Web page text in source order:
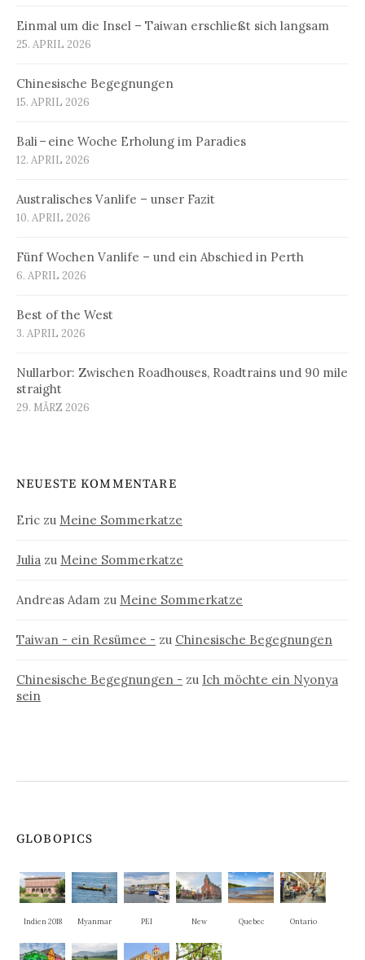
Einmal um die Insel – Taiwan erschließt sich langsam
25. APRIL 2026
Chinesische Begegnungen
15. APRIL 2026
Bali – eine Woche Erholung im Paradies
12. APRIL 2026
Australisches Vanlife – unser Fazit
10. APRIL 2026
Fünf Wochen Vanlife – und ein Abschied in Perth
6. APRIL 2026
Best of the West
3. APRIL 2026
Nullarbor: Zwischen Roadhouses, Roadtrains und 90 mile
straight
29. MÄRZ 2026
NEUESTE KOMMENTARE
Eric zu Meine Sommerkatze
Julia zu Meine Sommerkatze
Andreas Adam zu Meine Sommerkatze
Taiwan - ein Resümee - zu Chinesische Begegnungen
Chinesische Begegnungen - zu Ich möchte ein Nyonya
sein
GLOBOPICS
Indien 2018 Myanmar PEI
New
Quebec Ontario